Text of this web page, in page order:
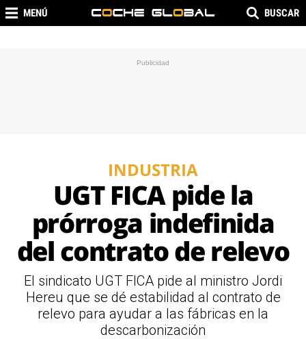
MENÚ BUSCAR
INDUSTRIA
UGT FICA pide la
prórroga indefinida
del contrato de relevo
El sindicato UGT FICA pide al ministro Jordi
Hereu que se dé estabilidad al contrato de
relevo para ayudar a las fábricas en la
descarbonización